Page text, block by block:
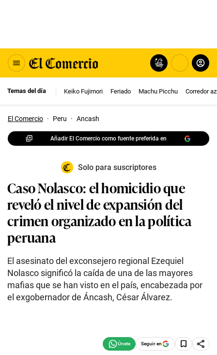
Temas del día Keiko Fujimori Feriado Machu Picchu Corredor
El Comercio · Peru · Ancash
Añadir El Comercio como fuente preferida en
Solo para suscriptores
Caso Nolasco: el homicidio que
reveló el nivel de expansión del
crimen organizado en la política
peruana
El asesinato del exconsejero regional Ezequiel
Nolasco significó la caída de una de las mayores
mafias que se han visto en el país, encabezada por
el exgobernador de Áncash, César Álvarez.
Seguir en